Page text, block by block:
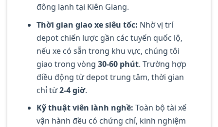
đông lạnh tại Kiên Giang.
Thời gian giao xe siêu tốc: Nhờ vị trí
depot chiến lược gần các tuyến quốc lộ,
nếu xe có sẵn trong khu vực, chúng tôi
giao trong vòng 30-60 phút. Trường hợp
điều động từ depot trung tâm, thời gian
chỉ từ2-4 giờ.
Kỹ thuật viên lành nghề: Toàn bộ tài xế
vận hành đều có chứng chỉ, kinh nghiệm